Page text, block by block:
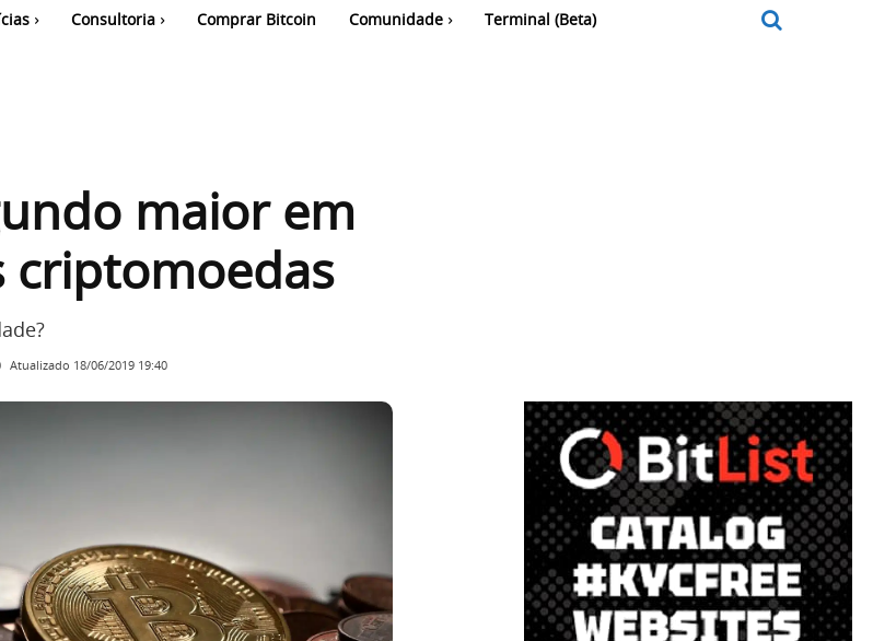
Consultoria Comprar Bitcoin Comunidade Terminal (Beta)
maior em
criptomoedas
Atualizado 18/06/2019 19:40